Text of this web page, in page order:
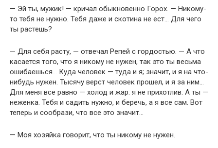
— Эй ты, мужик! — кричал обыкновенно Горох. — Никому-
то тебя не нужно. Тебя даже и скотина не ест… Для чего
ты растешь?
— Для себя расту, — отвечал Репей с гордостью. — А что
касается того, что я никому не нужен, так это ты весьма
ошибаешься… Куда человек — туда и я; значит, и я на что-
нибудь нужен. Тысячу верст человек прошел, и я за ним…
Для меня все равно — холод и жар: я не прихотлив. А ты —
неженка. Тебя и садить нужно, и беречь, а я все сам. Вот
теперь и сообрази, что все это значит…
— Моя хозяйка говорит, что ты никому не нужен.